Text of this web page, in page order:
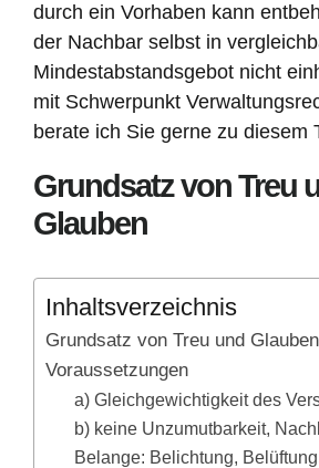
durch ein Vorhaben kann
der Nachbar selbst in
Mindestabstandsgebot nicht
mit Schwerpunkt
berate ich Sie gerne zu diesem
Grundsatz von Treu
Glauben
Inhaltsverzeichnis
Grundsatz von Treu und Glauben
Voraussetzungen
a) Gleichgewichtigkeit des
b) keine Unzumutbarkeit,
Belange: Belichtung,